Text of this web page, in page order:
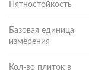
Пятностойкость
Базовая единица
измерения
Кол-во плиток в